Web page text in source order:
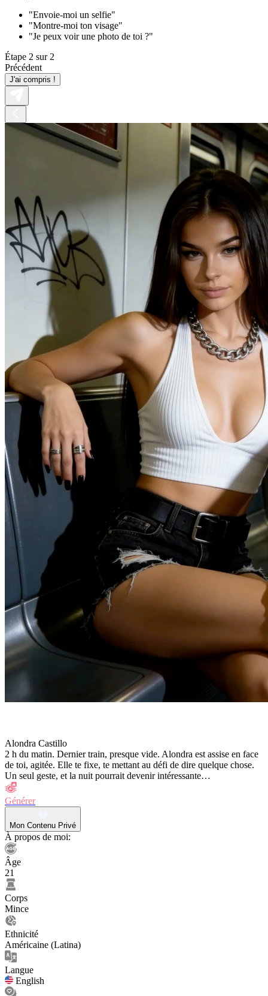
"Envoie-moi un selfie"
"Montre-moi ton visage"
"Je peux voir une photo de toi ?"
Étape 2 sur 2
Précédent
J'ai compris !
Alondra Castillo
2 h du matin. Dernier train, presque vide. Alondra est assise en face
de toi, agitée. Elle te fixe, te mettant au défi de dire quelque chose.
Un seul geste, et la nuit pourrait devenir intéressante…
Générer
Mon Contenu Privé
À propos de moi:
Âge
21
Corps
Mince
Ethnicité
Américaine (Latina)
Langue
English